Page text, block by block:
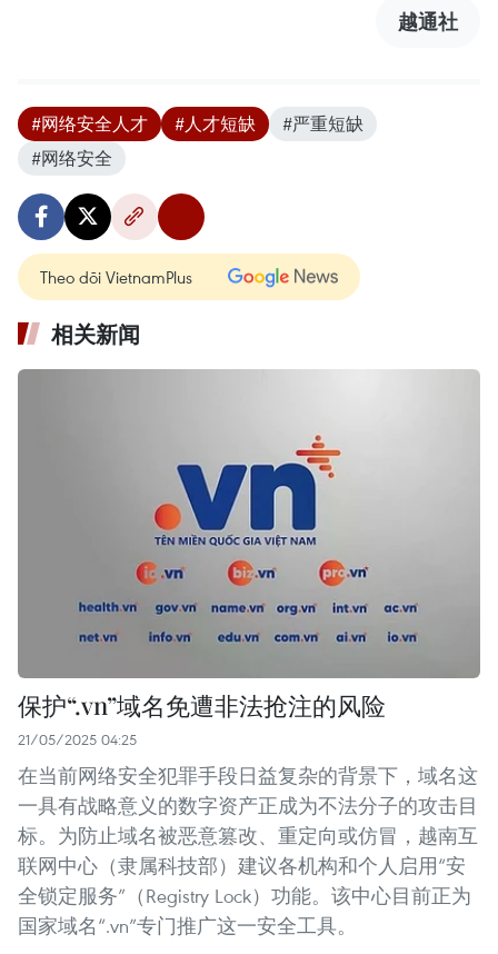
越通社
#网络安全人才 #人才短缺
#严重短缺
#网络安全
Theo dõi VietnamPlus
相关新闻
保护“.vn”域名免遭非法抢注的风险
21/05/2025 04:25
在当前网络安全犯罪手段日益复杂的背景下，域名这
一具有战略意义的数字资产正成为不法分子的攻击目
标。为防止域名被恶意篡改、重定向或仿冒，越南互
联网中心（隶属科技部）建议各机构和个人启用“安
全锁定服务”（Registry Lock）功能。该中心目前正为
国家域名“.vn”专门推广这一安全工具。